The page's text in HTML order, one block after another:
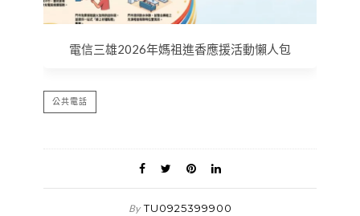
電信三雄2026年媽祖進香應援活動懶人包
公共電話
By TU0925399900